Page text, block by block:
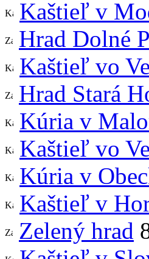
Kaštieľ v
Hrad Dolné
Kaštieľ vo
Hrad Stará
Kúria v
Kaštieľ vo
Kúria v
Kaštieľ v
Zelený hrad